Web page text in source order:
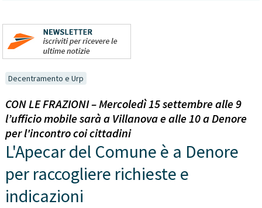
Decentramento e Urp
CON LE FRAZIONI – Mercoledì 15 settembre alle 9
l’ufficio mobile sarà a Villanova e alle 10 a Denore
per l'incontro coi cittadini
L'Apecar del Comune è a Denore
per raccogliere richieste e
indicazioni